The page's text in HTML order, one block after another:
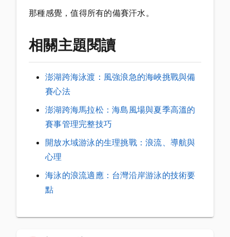
那種感覺，值得所有的備賽汗水。
相關主題閱讀
澎湖跨海泳渡：風強浪急的海峽挑戰與備
賽心法
澎湖跨海馬拉松：海島風場與夏季高溫的
賽事管理完整技巧
開放水域游泳的生理挑戰：浪流、導航與
心理
海泳的浪流適應：台灣沿岸游泳的技術要
點